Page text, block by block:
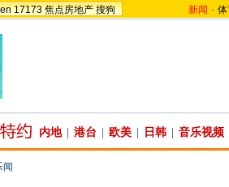
17173 焦点房地产 搜狗 新闻 -
内地 港台 欧美 日韩 音乐视频
闻